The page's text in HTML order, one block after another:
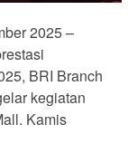
2025 –
BRI Branch
kegiatan
Kamis